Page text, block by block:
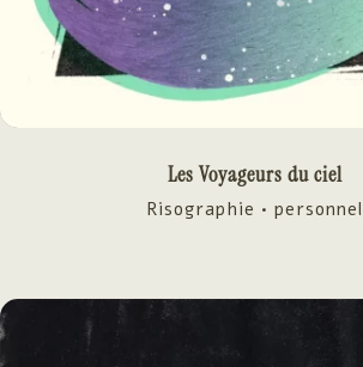
Les Voyageurs du ciel
Risographie • personnel